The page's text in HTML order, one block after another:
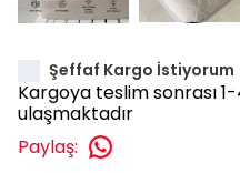
Şeffaf Kargo İstiyorum
Kargoya teslim sonrası
ulaşmaktadır
Paylaş: